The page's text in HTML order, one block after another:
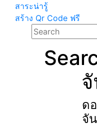
สาระน่ารู้
สร้าง Qr Code ฟรี
ด
จั